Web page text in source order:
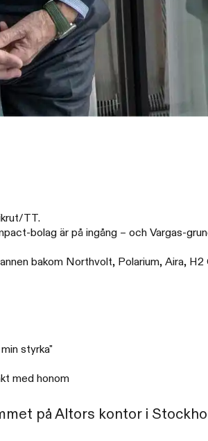
TT.
bolag är på ingång – och Vargas-
bakom Northvolt, Polarium, Aira,
styrka"
med honom
på Altors kontor i